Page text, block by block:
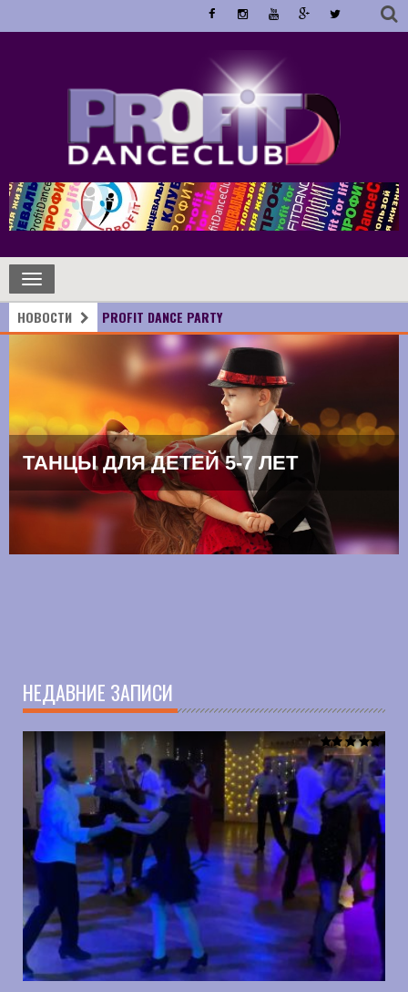
Toggle
navigation
НОВОСТИ PROFIT DANCE PARTY
НЕДАВНИЕ ЗАПИСИ